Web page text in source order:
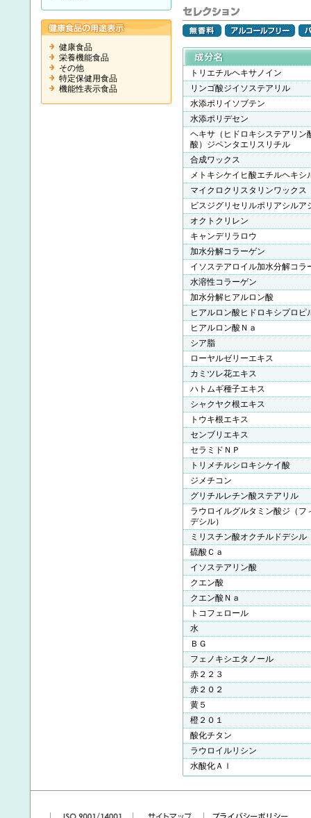
トリエチルヘキサノイン
リンゴ酸ジイソステアリル
水添ポリイソブテン
水添ポリデセン
ヘキサ（ヒドロキシステアリン
酸）ジペンタエリスリチル
合成ワックス
メトキシケイヒ酸エチルヘキシ
マイクロクリスタリンワックス
ビスジグリセリルポリアシルア
オクトクリレン
キャンデリラロウ
加水分解コラーゲン
イソステアロイル加水分解コラ
水溶性コラーゲン
加水分解ヒアルロン酸
ヒアルロン酸ヒドロキシプロピ
ヒアルロン酸Ｎａ
シア脂
ローヤルゼリーエキス
カミツレ花エキス
ハトムギ種子エキス
シャクヤク根エキス
トウキ根エキス
センブリエキス
セラミドＮＰ
トリメチルシロキシケイ酸
ジメチコン
グリチルレチン酸ステアリル
ラウロイルグルタミン酸ジ（フ
デシル）
ミリスチン酸オクチルドデシル
硫酸Ｃａ
イソステアリン酸
クエン酸
クエン酸Ｎａ
トコフェロール
水
ＢＧ
フェノキシエタノール
赤２２３
赤２０２
黄５
橙２０１
酸化チタン
ラウロイルリシン
水酸化Ａｌ
健康食品
栄養機能食品
その他
特定保健用食品
機能性表示食品
|